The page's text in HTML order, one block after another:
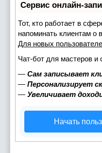
Сервис онлайн-
Тот, кто работает в
напоминать клиентам
Для новых
Чат-бот для мастеров и
— Сам записывает
— Персонализирует
— Увеличивает
Начать